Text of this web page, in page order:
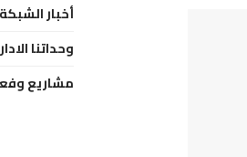
أخبار الشبكة
وحداتنا
مشاريع